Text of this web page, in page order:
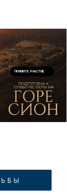
ПРИМИТЕ УЧАСТИЕ